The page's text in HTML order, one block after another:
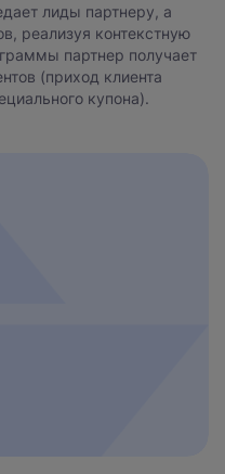
лиды партнеру, а
реализуя контекстную
партнер получает
(приход клиента
купона).